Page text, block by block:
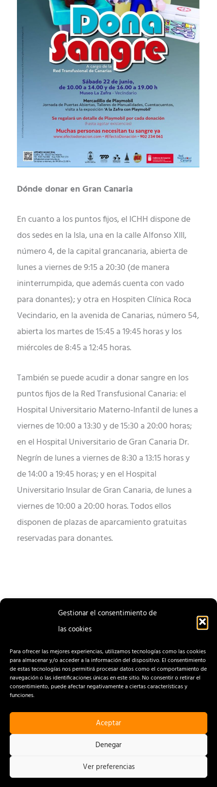
Gestionar el consentimiento de
las cookies
Para ofrecer las mejores experiencias, utilizamos tecnologías como las cookies
para almacenar y/o acceder a la información del dispositivo. El consentimiento
de estas tecnologías nos permitirá procesar datos como el comportamiento de
navegación o las identificaciones únicas en este sitio. No consentir o retirar el
consentimiento, puede afectar negativamente a ciertas características y
funciones.
Aceptar
Denegar
Ver preferencias
Dónde donar en Gran Canaria
En cuanto a los puntos fijos, el ICHH dispone de
dos sedes en la Isla, una en la calle Alfonso XIII,
número 4, de la capital grancanaria, abierta de
lunes a viernes de 9:15 a 20:30 (de manera
ininterrumpida, que además cuenta con vado
para donantes); y otra en Hospiten Clínica Roca
Vecindario, en la avenida de Canarias, número 54,
abierta los martes de 15:45 a 19:45 horas y los
miércoles de 8:45 a 12:45 horas.
También se puede acudir a donar sangre en los
puntos fijos de la Red Transfusional Canaria: el
Hospital Universitario Materno-Infantil de lunes a
viernes de 10:00 a 13:30 y de 15:30 a 20:00 horas;
en el Hospital Universitario de Gran Canaria Dr.
Negrín de lunes a viernes de 8:30 a 13:15 horas y
de 14:00 a 19:45 horas; y en el Hospital
Universitario Insular de Gran Canaria, de lunes a
viernes de 10:00 a 20:00 horas. Todos ellos
disponen de plazas de aparcamiento gratuitas
reservadas para donantes.
ENTRADA
CONTACTO
AVISO LEGAL
POLÍTICA DE COOKIES